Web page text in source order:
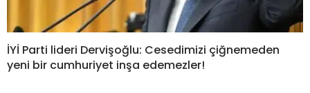
İYİ Parti lideri Dervişoğlu: Cesedimizi çiğnemeden
yeni bir cumhuriyet inşa edemezler!